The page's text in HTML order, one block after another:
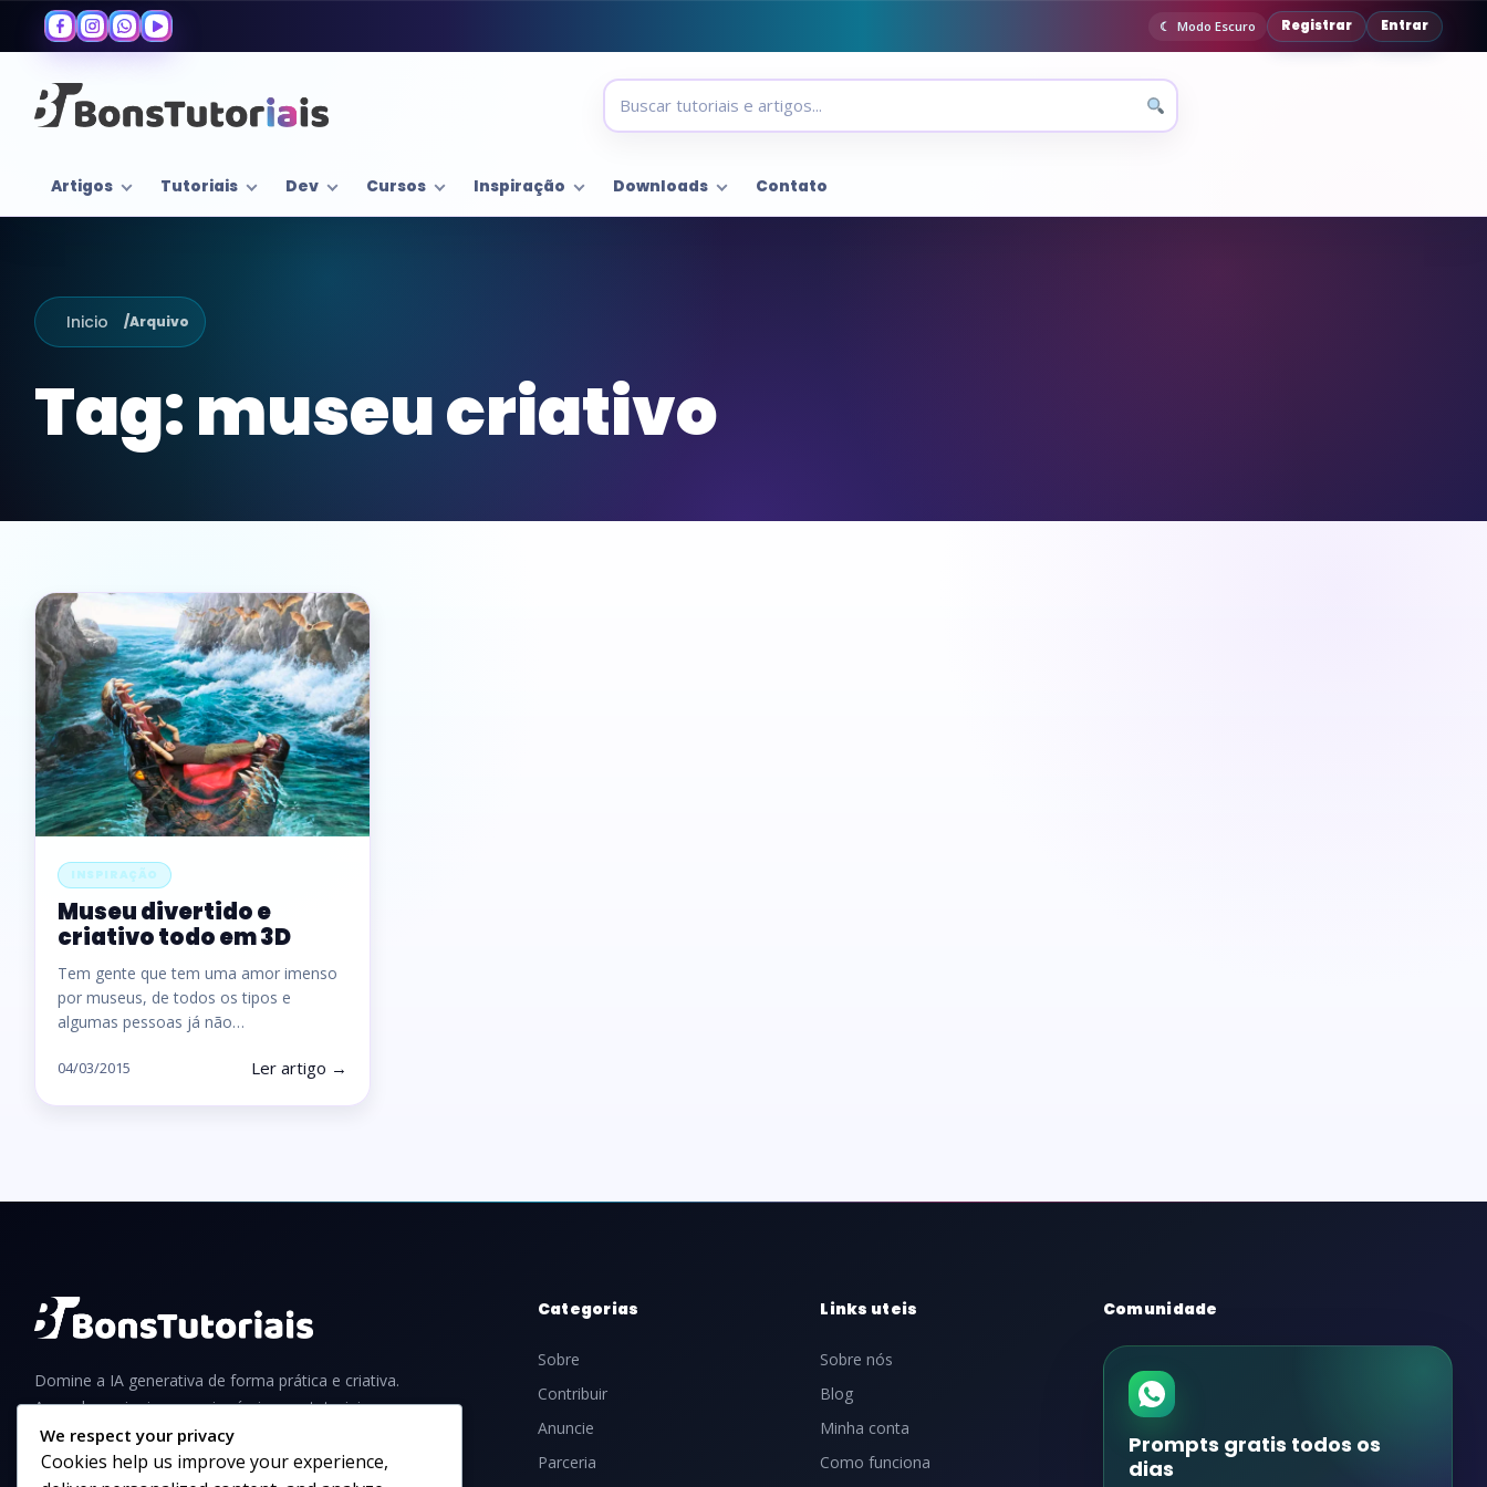
Modo Escuro Registrar Entrar
Artigos Tutoriais Dev Cursos Inspiração Downloads Contato
Inicio /Arquivo
Tag:museu criativo
INSPIRAÇÃO
Museu divertido e
criativo todo em 3D
Tem gente que tem uma amor imenso
por museus, de todos os tipos e
algumas pessoas já não…
04/03/2015 Ler artigo →
Domine a IA generativa de forma prática e criativa.
Aprenda a criar imagens incríveis com tutoriais,
guias e dicas para iniciantes e profissionais.
Categorias
Sobre
Contribuir
Anuncie
Parceria
Links uteis
Sobre nós
Blog
Minha conta
Como funciona
Comunidade
Prompts gratis todos os
dias
We respect your privacy
Cookies help us improve your experience,